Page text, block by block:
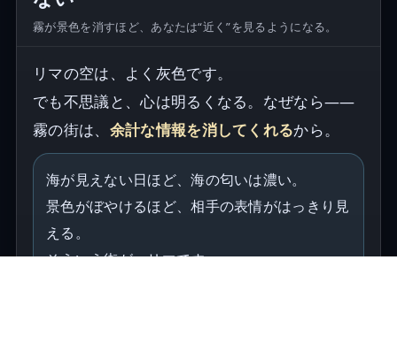
霧が景色を消すほど、あなたは“近く”を見るようになる。
リマの空は、よく灰色です。
でも不思議と、心は明るくなる。なぜなら——
霧の街は、 余計な情報を消してくれるから。
海が見えない日ほど、海の匂いは濃い。
景色がぼやけるほど、相手の表情がはっきり見
える。
そういう街が、リマです。